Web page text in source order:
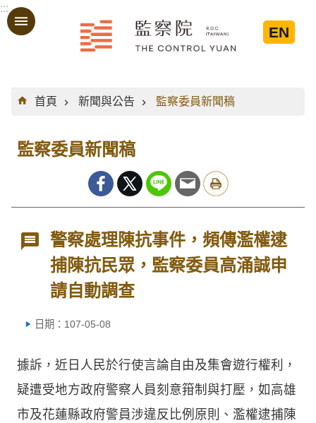
跳到主要內容區塊
:::
EN
:::
首頁
新聞與公告 監察委員新聞稿
監察委員新聞稿
警察處理陳抗事件，頻傳濫權逮
捕陳抗民眾，監察委員高涌誠申
請自動調查
日期：107-05-08
據訴，近日人民於行使言論自由及集會遊行權利，
疑遭受地方政府警察人員刻意箝制與打壓，如高雄
市及花蓮縣政府警員涉違反比例原則、濫權逮捕陳